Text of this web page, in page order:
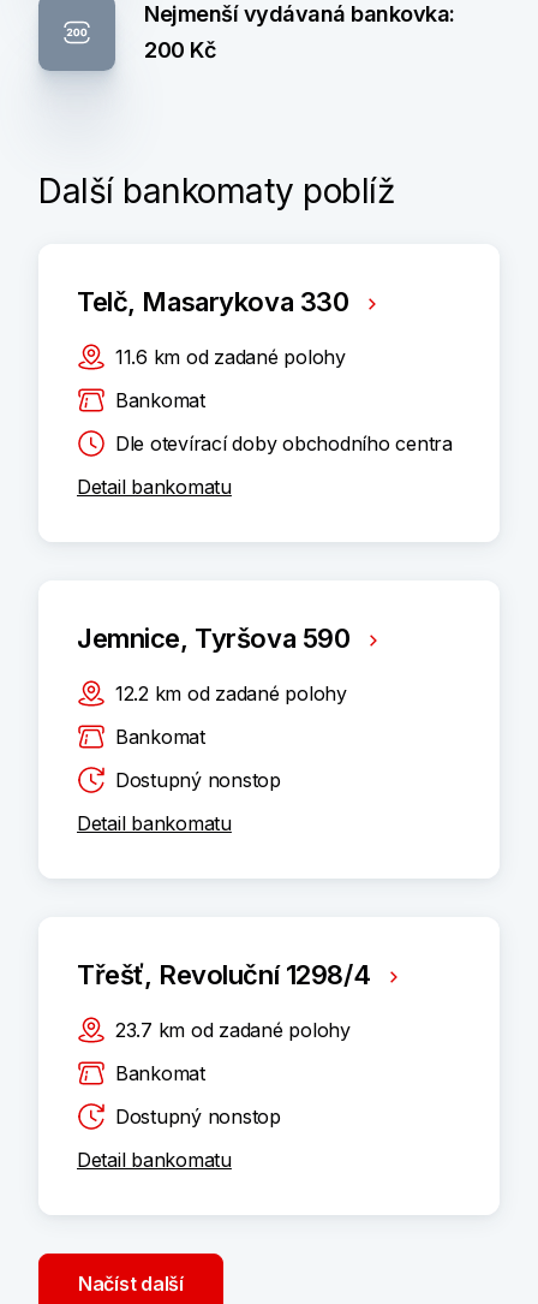
Nejmenší vydávaná bankovka:
200 Kč
Další bankomaty poblíž
Telč, Masarykova 330
11.6 km od zadané polohy
Bankomat
Dle otevírací doby obchodního centra
Detail bankomatu
Jemnice, Tyršova 590
12.2 km od zadané polohy
Bankomat
Dostupný nonstop
Detail bankomatu
Třešť, Revoluční 1298/4
23.7 km od zadané polohy
Bankomat
Dostupný nonstop
Detail bankomatu
Načíst další